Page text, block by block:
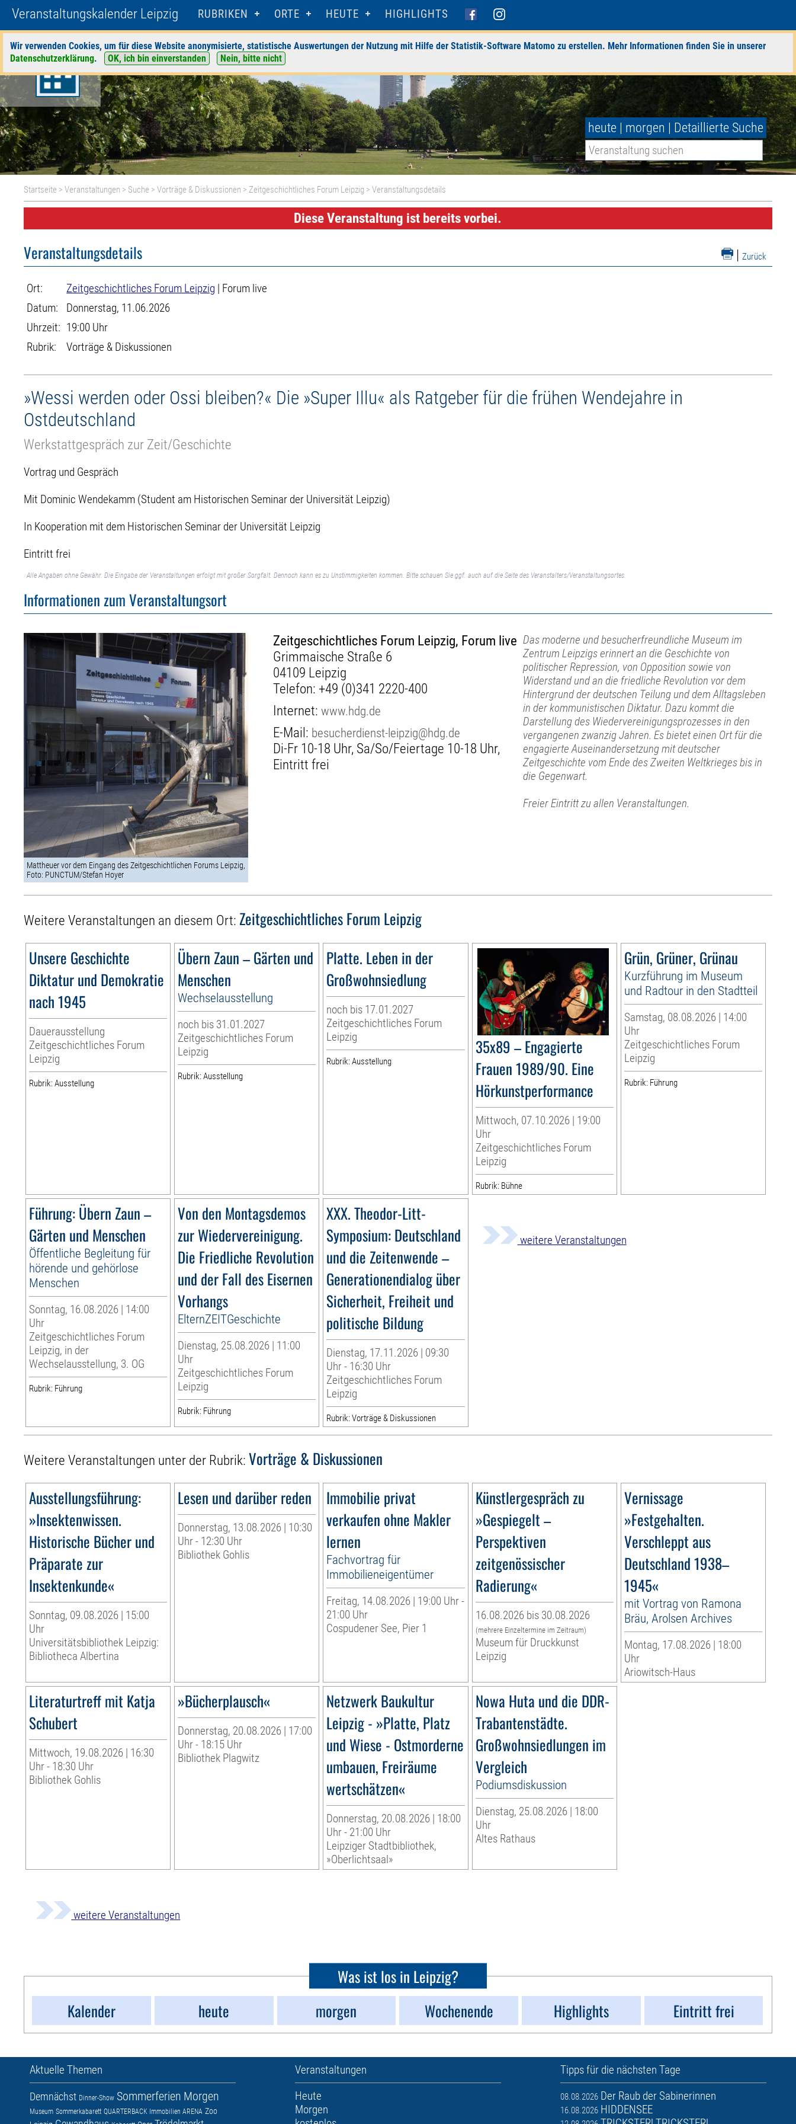
Veranstaltungskalender Leipzig RUBRIKEN ORTE HEUTE HIGHLIGHTS
Wir verwenden Cookies, um für diese Website anonymisierte, statistische Auswertungen der Nutzung mit Hilfe der Statistik-Software Matomo zu erstellen. Mehr Informationen finden Sie in unserer
Datenschutzerklärung. OK, ich bin einverstanden Nein, bitte nicht
heute | morgen | Detaillierte Suche
Startseite >Veranstaltungen > Suche >Vorträge & Diskussionen >Zeitgeschichtliches Forum Leipzig > Veranstaltungsdetails
Diese Veranstaltung ist bereits vorbei.
| Zurück
Veranstaltungsdetails
Ort: Zeitgeschichtliches Forum Leipzig | Forum live
Datum:
Donnerstag, 11.06.2026
Uhrzeit: 19:00 Uhr
Rubrik:
Vorträge & Diskussionen
»Wessi werden oder Ossi bleiben?« Die »Super Illu« als Ratgeber für die frühen Wendejahre in
Ostdeutschland
Werkstattgespräch zur Zeit/Geschichte
Vortrag und Gespräch
Mit Dominic Wendekamm (Student am Historischen Seminar der Universität Leipzig)
In Kooperation mit dem Historischen Seminar der Universität Leipzig
Eintritt frei
Alle Angaben ohne Gewähr. Die Eingabe der Veranstaltungen erfolgt mit großer Sorgfalt. Dennoch kann es zu Unstimmigkeiten kommen. Bitte schauen Sie ggf. auch auf die Seite des Veranstalters/Veranstaltungsortes.
Informationen zum Veranstaltungsort
Mattheuer vor dem Eingang des Zeitgeschichtlichen Forums Leipzig,
Foto: PUNCTUM/Stefan Hoyer
Zeitgeschichtliches Forum Leipzig, Forum live
Grimmaische Straße 6
04109 Leipzig
Telefon: +49 (0)341 2220-400
Internet:www.hdg.de
E-Mail: besucherdienst-leipzig@hdg.de
Di-Fr 10-18 Uhr, Sa/So/Feiertage 10-18 Uhr,
Eintritt frei
Das moderne und besucherfreundliche Museum im
Zentrum Leipzigs erinnert an die Geschichte von
politischer Repression, von Opposition sowie von
Widerstand und an die friedliche Revolution vor dem
Hintergrund der deutschen Teilung und dem Alltagsleben
in der kommunistischen Diktatur. Dazu kommt die
Darstellung des Wiedervereinigungsprozesses in den
vergangenen zwanzig Jahren. Es bietet einen Ort für die
engagierte Auseinandersetzung mit deutscher
Zeitgeschichte vom Ende des Zweiten Weltkrieges bis in
die Gegenwart.
Freier Eintritt zu allen Veranstaltungen.
Weitere Veranstaltungen an diesem Ort: Zeitgeschichtliches Forum Leipzig
Unsere Geschichte
Diktatur und Demokratie
nach 1945
Dauerausstellung
Zeitgeschichtliches Forum
Leipzig
Rubrik: Ausstellung
Übern Zaun – Gärten und
Menschen
Wechselausstellung
noch bis 31.01.2027
Zeitgeschichtliches Forum
Leipzig
Rubrik: Ausstellung
Platte. Leben in der
Großwohnsiedlung
noch bis 17.01.2027
Zeitgeschichtliches Forum
Leipzig
Rubrik: Ausstellung
35x89 – Engagierte
Frauen 1989/90. Eine
Hörkunstperformance
Mittwoch, 07.10.2026 | 19:00
Uhr
Zeitgeschichtliches Forum
Leipzig
Rubrik: Bühne
Grün, Grüner, Grünau
Kurzführung im Museum
und Radtour in den Stadtteil
Samstag, 08.08.2026 | 14:00
Uhr
Zeitgeschichtliches Forum
Leipzig
Rubrik: Führung
Führung: Übern Zaun –
Gärten und Menschen
Öffentliche Begleitung für
hörende und gehörlose
Menschen
Sonntag, 16.08.2026 | 14:00
Uhr
Zeitgeschichtliches Forum
Leipzig, in der
Wechselausstellung, 3. OG
Rubrik: Führung
Von den Montagsdemos
zur Wiedervereinigung.
Die Friedliche Revolution
und der Fall des Eisernen
Vorhangs
ElternZEITGeschichte
Dienstag, 25.08.2026 | 11:00
Uhr
Zeitgeschichtliches Forum
Leipzig
Rubrik: Führung
XXX. Theodor-Litt-
Symposium: Deutschland
und die Zeitenwende –
Generationendialog über
Sicherheit, Freiheit und
politische Bildung
Dienstag, 17.11.2026 | 09:30
Uhr - 16:30 Uhr
Zeitgeschichtliches Forum
Leipzig
Rubrik: Vorträge & Diskussionen
weitere Veranstaltungen
Weitere Veranstaltungen unter der Rubrik: Vorträge & Diskussionen
Ausstellungsführung:
»Insektenwissen.
Historische Bücher und
Präparate zur
Insektenkunde«
Sonntag, 09.08.2026 | 15:00
Uhr
Universitätsbibliothek Leipzig:
Bibliotheca Albertina
Lesen und darüber reden
Donnerstag, 13.08.2026 | 10:30
Uhr - 12:30 Uhr
Bibliothek Gohlis
Immobilie privat
verkaufen ohne Makler
lernen
Fachvortrag für
Immobilieneigentümer
Freitag, 14.08.2026 | 19:00 Uhr -
21:00 Uhr
Cospudener See, Pier 1
Künstlergespräch zu
»Gespiegelt –
Perspektiven
zeitgenössischer
Radierung«
16.08.2026 bis 30.08.2026
(mehrere Einzeltermine im Zeitraum)
Museum für Druckkunst
Leipzig
Vernissage
»Festgehalten.
Verschleppt aus
Deutschland 1938–
1945«
mit Vortrag von Ramona
Bräu, Arolsen Archives
Montag, 17.08.2026 | 18:00
Uhr
Ariowitsch-Haus
Literaturtreff mit Katja
Schubert
Mittwoch, 19.08.2026 | 16:30
Uhr - 18:30 Uhr
Bibliothek Gohlis
»Bücherplausch«
Donnerstag, 20.08.2026 | 17:00
Uhr - 18:15 Uhr
Bibliothek Plagwitz
Netzwerk Baukultur
Leipzig - »Platte, Platz
und Wiese - Ostmorderne
umbauen, Freiräume
wertschätzen«
Donnerstag, 20.08.2026 | 18:00
Uhr - 21:00 Uhr
Leipziger Stadtbibliothek,
»Oberlichtsaal»
Nowa Huta und die DDR-
Trabantenstädte.
Großwohnsiedlungen im
Vergleich
Podiumsdiskussion
Dienstag, 25.08.2026 | 18:00
Uhr
Altes Rathaus
weitere Veranstaltungen
Was ist los in Leipzig?
Kalender
heute morgen Wochenende Highlights Eintritt frei
Aktuelle Themen
Demnächst Dinner-Show Sommerferien Morgen
Museum Sommerkabarett QUARTERBACK Immobilien ARENA Zoo
Veranstaltungen
Heute
Morgen
Tipps für die nächsten Tage
08.08.2026 Der Raub der Sabinerinnen
16.08.2026 HIDDENSEE